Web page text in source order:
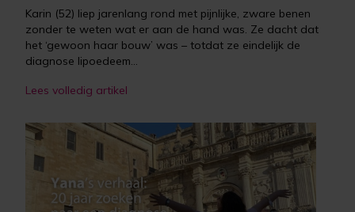
Karin (52) liep jarenlang rond met pijnlijke, zware benen
zonder te weten wat er aan de hand was. Ze dacht dat
het ‘gewoon haar bouw’ was – totdat ze eindelijk de
diagnose lipoedeem...
Lees volledig artikel